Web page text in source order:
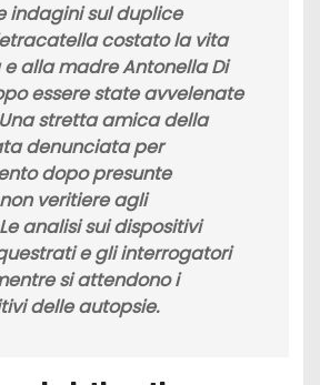
indagini sul duplice
costato la vita
e alla madre Antonella Di
essere state avvelenate
stretta amica della
denunciata per
dopo presunte
veritiere agli
analisi sui dispositivi
e gli interrogatori
si attendono i
delle autopsie.